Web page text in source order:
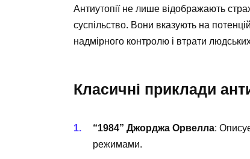
Антиутопії не лише відображають
суспільство. Вони вказують на
надмірного контролю і втрати
Класичні приклади
“1984” Джорджа Орвелла:
режимами.